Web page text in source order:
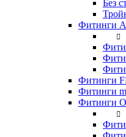
Без
Фитинги
Фитинги
Фитинги
Фитинги